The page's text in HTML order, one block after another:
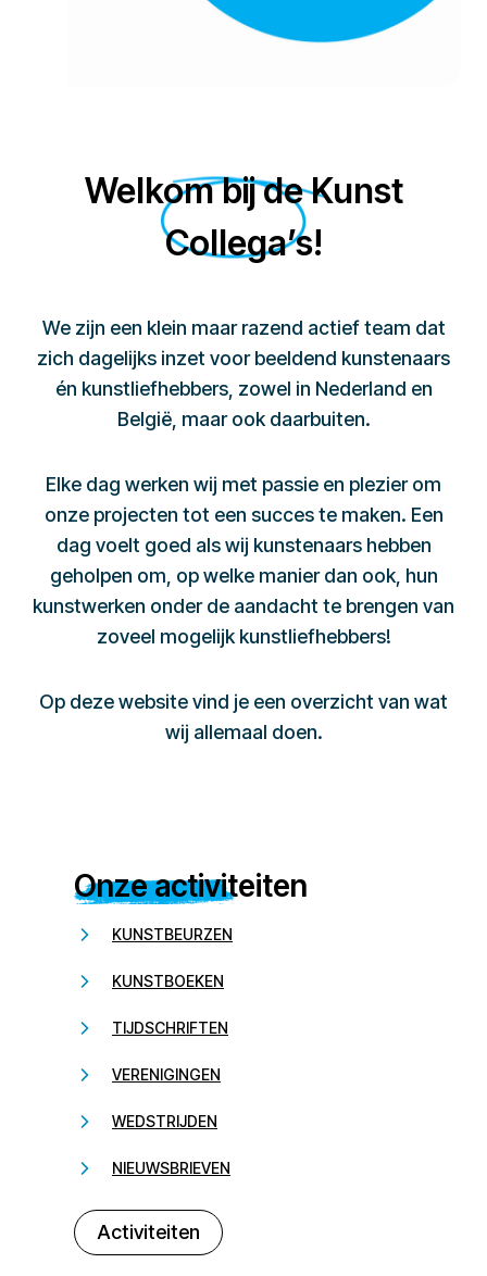
Welkom bij de Kunst
Collega’s!
We zijn een klein maar razend actief team dat
zich dagelijks inzet voor beeldend kunstenaars
én kunstliefhebbers, zowel in Nederland en
België, maar ook daarbuiten.
Elke dag werken wij met passie en plezier om
onze projecten tot een succes te maken. Een
dag voelt goed als wij kunstenaars hebben
geholpen om, op welke manier dan ook, hun
kunstwerken onder de aandacht te brengen van
zoveel mogelijk kunstliefhebbers!
Op deze website vind je een overzicht van wat
wij allemaal doen.
Onze activiteiten
KUNSTBEURZEN
KUNSTBOEKEN
TIJDSCHRIFTEN
VERENIGINGEN
WEDSTRIJDEN
NIEUWSBRIEVEN
Activiteiten
232323